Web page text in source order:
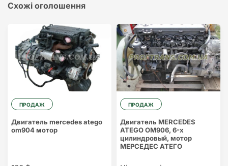
Схожі оголошення
ПРОДАЖ
Двигатель mercedes atego
om904 мотор
ПРОДАЖ
Двигатель MERCEDES
ATEGO OM906, 6-х
цилиндровый, мотор
МЕРСЕДЕС АТЕГО